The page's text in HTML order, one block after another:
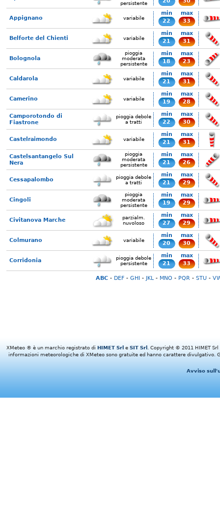
persistente
Appignano variabile
min
22
max
33
Belforte del Chienti variabile
min
21
max
31
Bolognola
pioggia
moderata
persistente
min
18
max
23
Caldarola variabile
min
21
max
31
Camerino variabile
min
19
max
28
Camporotondo di
Fiastrone
pioggia debole
a tratti
min
22
max
30
Castelraimondo variabile
min
21
max
31
Castelsantangelo Sul
Nera
pioggia
moderata
persistente
min
21
max
26
Cessapalombo
pioggia debole
a tratti
min
21
max
29
Cingoli
pioggia
moderata
persistente
min
19
max
29
Civitanova Marche
parzialm.
nuvoloso
min
27
max
29
Colmurano variabile
min
20
max
30
Corridonia
pioggia debole
persistente
min
21
max
33
ABC- DEF- GHI- JKL- MNO - PQR - STU -
XMeteo ® è un marchio registrato di HIMET Srl e SIT Srl
. Copyright © 2011 HIMET
informazioni meteorologiche di XMeteo sono gratuite ed hanno carattere divulgativo.
Avviso